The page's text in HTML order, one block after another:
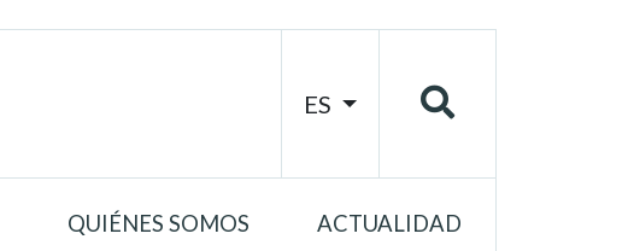
ES
QUIÉNES SOMOS ACTUALIDAD